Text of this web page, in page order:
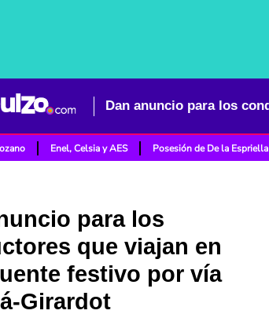
Enel, Celsia y AES Posesión de De la Espriella
para los
que viajan en
festivo por vía
Girardot